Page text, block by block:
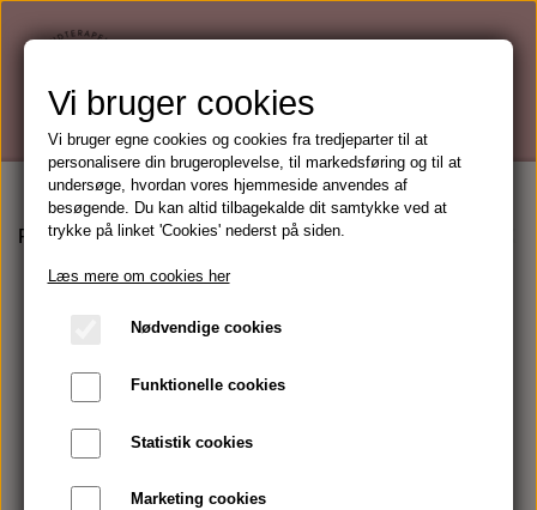
Forside Mærker Kalahari Phyto-Ceutical skincare
Vi bruger cookies
Vi bruger egne cookies og cookies fra tredjeparter til at
personalisere din brugeroplevelse, til markedsføring og til at
undersøge, hvordan vores hjemmeside anvendes af
besøgende. Du kan altid tilbagekalde dit samtykke ved at
trykke på linket 'Cookies' nederst på siden.
Læs mere om cookies her
Nødvendige cookies
Funktionelle cookies
Statistik cookies
Marketing cookies